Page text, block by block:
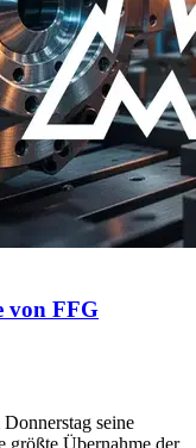
von FFG
seine
größte Übernahme der